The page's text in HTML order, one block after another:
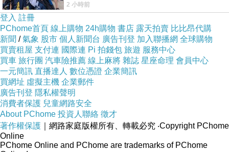
磨............ 晚餐不必
2 小時前
登入 註冊
PChome首頁 線上購物 24h購物 書店 露天拍賣 比比昂代購
新聞 /氣象 股市 個人新聞台 廣告刊登 加入聯播網 全球購物
買賣租屋 支付連 國際連 Pi 拍錢包 旅遊 服務中心
買車 旅行團 汽車險推薦 線上麻將 雜誌 星座命理 會員中心
一元簡訊 直播達人 數位憑證 企業簡訊
買網址 虛擬主機 企業郵件
廣告刊登 隱私權聲明
消費者保護 兒童網路安全
About PChome 投資人聯絡 徵才
著作權保護 ｜網路家庭版權所有、轉載必究 ‧Copyright PChome
Online
PChome Online and PChome are trademarks of PChome